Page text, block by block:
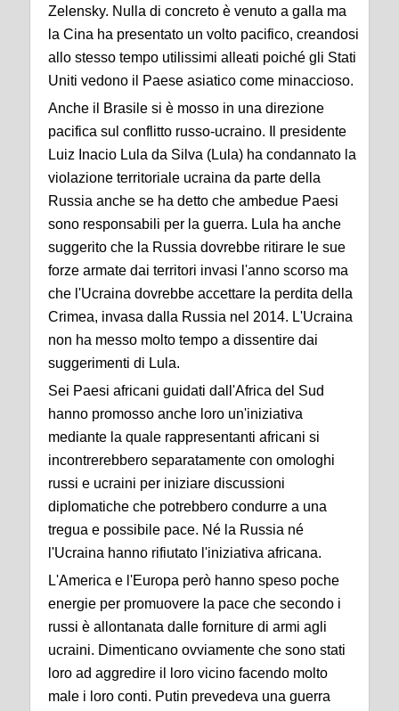
Zelensky. Nulla di concreto è venuto a galla ma
la Cina ha presentato un volto pacifico, creandosi
allo stesso tempo utilissimi alleati poiché gli Stati
Uniti vedono il Paese asiatico come minaccioso.
Anche il Brasile si è mosso in una direzione
pacifica sul conflitto russo-ucraino. Il presidente
Luiz Inacio Lula da Silva (Lula) ha condannato la
violazione territoriale ucraina da parte della
Russia anche se ha detto che ambedue Paesi
sono responsabili per la guerra. Lula ha anche
suggerito che la Russia dovrebbe ritirare le sue
forze armate dai territori invasi l'anno scorso ma
che l'Ucraina dovrebbe accettare la perdita della
Crimea, invasa dalla Russia nel 2014. L'Ucraina
non ha messo molto tempo a dissentire dai
suggerimenti di Lula.
Sei Paesi africani guidati dall'Africa del Sud
hanno promosso anche loro un'iniziativa
mediante la quale rappresentanti africani si
incontrerebbero separatamente con omologhi
russi e ucraini per iniziare discussioni
diplomatiche che potrebbero condurre a una
tregua e possibile pace. Né la Russia né
l'Ucraina hanno rifiutato l'iniziativa africana.
L'America e l'Europa però hanno speso poche
energie per promuovere la pace che secondo i
russi è allontanata dalle forniture di armi agli
ucraini. Dimenticano ovviamente che sono stati
loro ad aggredire il loro vicino facendo molto
male i loro conti. Putin prevedeva una guerra